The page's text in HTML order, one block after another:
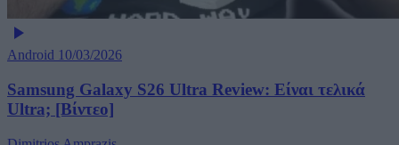
Android 10/03/2026
Samsung Galaxy S26 Ultra Review: Είναι τελικά
Ultra; [Βίντεο]